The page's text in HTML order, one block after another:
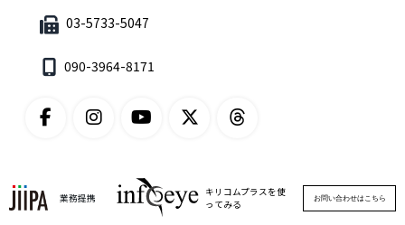
03-5733-5047
090-3964-8171
業務提携
キリコムプラスを使
ってみる
お問い合わせはこちら